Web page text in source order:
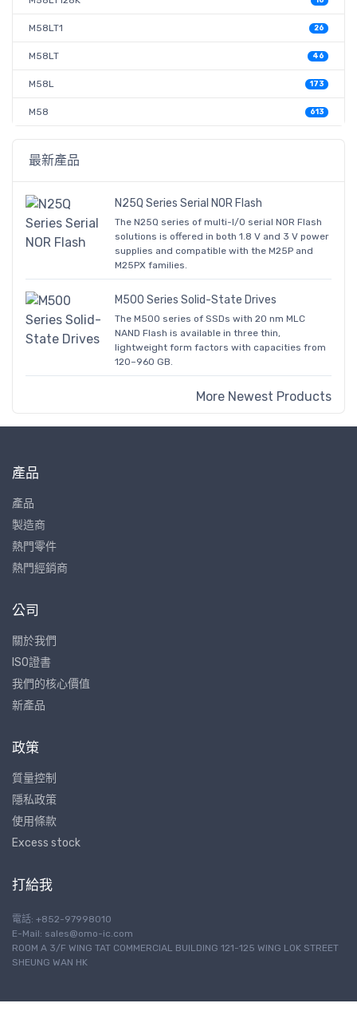
M58LT1 26
M58LT 46
M58L 173
M58 613
最新產品
N25Q Series Serial NOR Flash
The N25Q series of multi-I/O serial NOR Flash
solutions is offered in both 1.8 V and 3 V power
supplies and compatible with the M25P and
M25PX families.
M500 Series Solid-State Drives
The M500 series of SSDs with 20 nm MLC
NAND Flash is available in three thin,
lightweight form factors with capacities from
120–960 GB.
More Newest Products
產品
產品
製造商
熱門零件
熱門經銷商
公司
關於我們
ISO證書
我們的核心價值
新產品
政策
質量控制
隱私政策
使用條款
Excess stock
打給我
電話: +852-97998010
E-Mail: sales@omo-ic.com
ROOM A 3/F WING TAT COMMERCIAL BUILDING 121-125 WING LOK STREET
SHEUNG WAN HK